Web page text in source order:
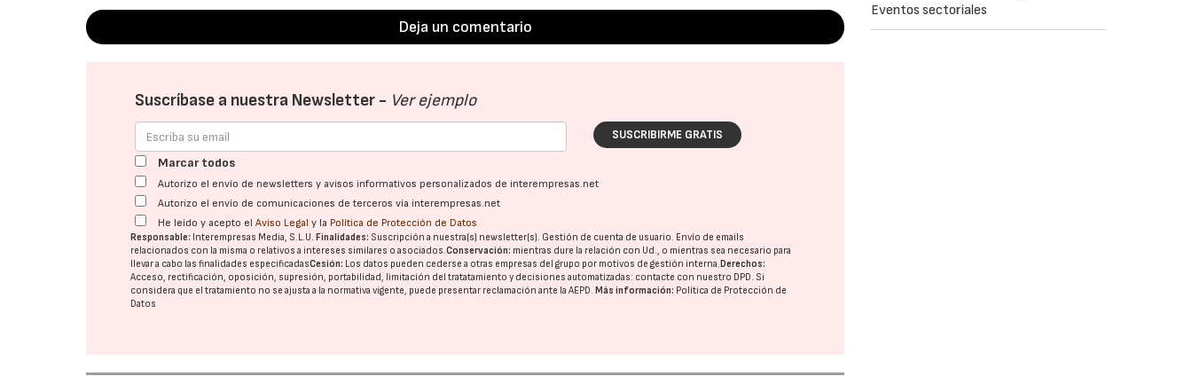
Deja un comentario
Suscríbase a nuestra Newsletter - Ver ejemplo
SUSCRIBIRME GRATIS
Marcar todos
Autorizo el envío de newsletters y avisos informativos personalizados de interempresas.net
Autorizo el envío de comunicaciones de terceros vía interempresas.net
He leído y acepto elAviso Legal y la Política de Protección de Datos
Responsable: Interempresas Media, S.L.U. Finalidades: Suscripción a nuestra(s) newsletter(s). Gestión de cuenta de usuario. Envío de emails
relacionados con la misma o relativos a intereses similares o asociados.Conservación: mientras dure la relación con Ud., o mientras sea necesario para
llevar a cabo las finalidades especificadasCesión: Los datos pueden cederse a otras empresas del grupo por motivos de gestión interna. Derechos:
Acceso, rectificación, oposición, supresión, portabilidad, limitación del tratatamiento y decisiones automatizadas: contacte con nuestro DPD. Si
considera que el tratamiento no se ajusta a la normativa vigente, puede presentar reclamación ante laAEPD. Más información: Política de Protección de
Datos
Eventos sectoriales